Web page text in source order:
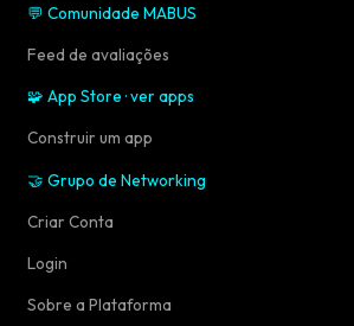
💬 Comunidade MABUS
Feed de avaliações
🧩 App Store · ver apps
Construir um app
🤝 Grupo de Networking
Criar Conta
Login
Sobre a Plataforma